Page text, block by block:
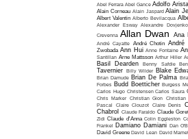
Abel Ferrara Abel Gance Adolfo
Alain Corneau Alain Jaspard Alain
Albert Valentin Alberto Bevilacqua
Alexander Esway Alexandre Dovjenko
Crevenna Allan Dwan Ana
André Cayatte André Chotin André
Zwobada Ann Hui Anne Fontaine
Santillan Arne Mattsson Arthur Hiller
Basil Dearden Benny Safdie
Tavernier Billy Wilder Blake
Brian Damude Brian De Palma
Forbes Budd Boetticher Burgess
Carlos Hugo Christensen Carlos Saura
Chris Marker Christian Gion Christian
Pascal
Claire Clouzot Claire Denis
Chabrol
Claude Faraldo Claude
Zidi Claude d'Anna Colin Eggleston
Frankel Damiano Damiani Dan
David Greene David Lean David